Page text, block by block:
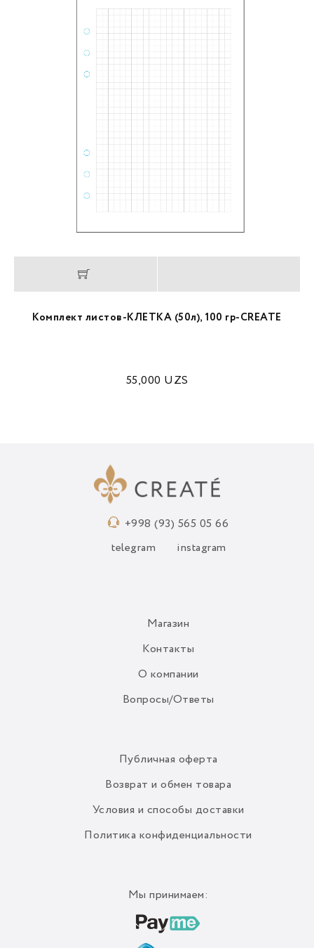
Комплект листов-КЛЕТКА (50л), 100 гр-CREATE
55,000 UZS
+998 (93) 565 05 66
telegram instagram
Магазин
Контакты
О компании
Вопросы/Ответы
Публичная оферта
Возврат и обмен товара
Условия и способы доставки
Политика конфиденциальности
Мы принимаем: